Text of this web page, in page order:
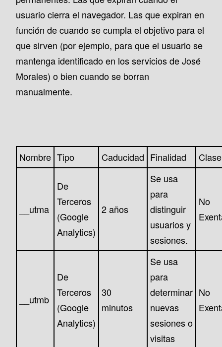
usuario cierra el navegador. Las que expiran en
función de cuando se cumpla el objetivo para el
que sirven (por ejemplo, para que el usuario se
mantenga identificado en los servicios de José
Morales) o bien cuando se borran
manualmente.
Nombre Tipo Caducidad Finalidad Clase
__utma
De
Terceros
(Google
Analytics)
2 años
Se usa
para
distinguir
usuarios y
sesiones.
No
__utmb
De
Terceros
(Google
Analytics)
30
minutos
Se usa
para
determinar
nuevas
sesiones o
visitas
No